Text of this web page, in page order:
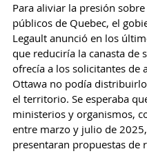
Para aliviar la presión
públicos de Quebec, el
Legault anunció en los
que reduciría la canasta de
ofrecía a los solicitantes de
Ottawa no podía
el territorio. Se esperaba
ministerios y organismos,
entre marzo y julio de 2025,
presentaran propuestas de